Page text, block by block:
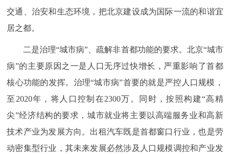
交通、治安和生态环境，把北京建设成为国际一流的和谐宜
居之都。
二是治理“城市病”、疏解非首都功能的要求。北京“城市
病”的主要原因之一是人口无序过快增长，严重影响了首都
核心功能的发挥。治理“城市病”首要的就是严控人口规模，
至2020年，将人口控制在2300万。同时，按照构建“高精
尖”经济结构的要求，城市就业将主要以高端服务业和高新
技术产业为发展方向。出租汽车既是首都窗口行业，也是劳
动密集型行业，其未来发展必然涉及人口规模调控和产业发